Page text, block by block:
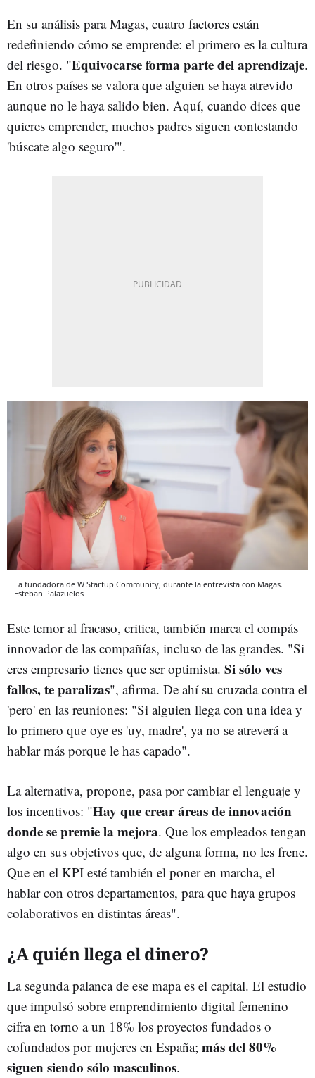
En su análisis para Magas, cuatro factores están
redefiniendo cómo se emprende: el primero es la cultura
del riesgo. "Equivocarse forma parte del aprendizaje.
En otros países se valora que alguien se haya atrevido
aunque no le haya salido bien. Aquí, cuando dices que
quieres emprender, muchos padres siguen contestando
'búscate algo seguro'".
La fundadora de W Startup Community, durante la entrevista con Magas.
Esteban Palazuelos
Este temor al fracaso, critica, también marca el compás
innovador de las compañías, incluso de las grandes. "Si
eres empresario tienes que ser optimista. Si sólo ves
fallos, te paralizas", afirma. De ahí su cruzada contra el
'pero' en las reuniones: "Si alguien llega con una idea y
lo primero que oye es 'uy, madre', ya no se atreverá a
hablar más porque le has capado".
La alternativa, propone, pasa por cambiar el lenguaje y
los incentivos: "Hay que crear áreas de innovación
donde se premie la mejora. Que los empleados tengan
algo en sus objetivos que, de alguna forma, no les frene.
Que en el KPI esté también el poner en marcha, el
hablar con otros departamentos, para que haya grupos
colaborativos en distintas áreas".
¿A quién llega el dinero?
La segunda palanca de ese mapa es el capital. El estudio
que impulsó sobre emprendimiento digital femenino
cifra en torno a un 18% los proyectos fundados o
cofundados por mujeres en España; más del 80%
siguen siendo sólo masculinos.